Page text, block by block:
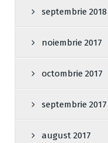
septembrie 2018
noiembrie 2017
octombrie 2017
septembrie 2017
august 2017